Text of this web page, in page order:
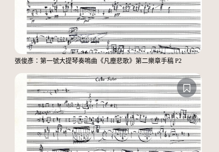
張俊彥：第一號大提琴奏鳴曲《凡塵悲歌》第二樂章手稿 P2